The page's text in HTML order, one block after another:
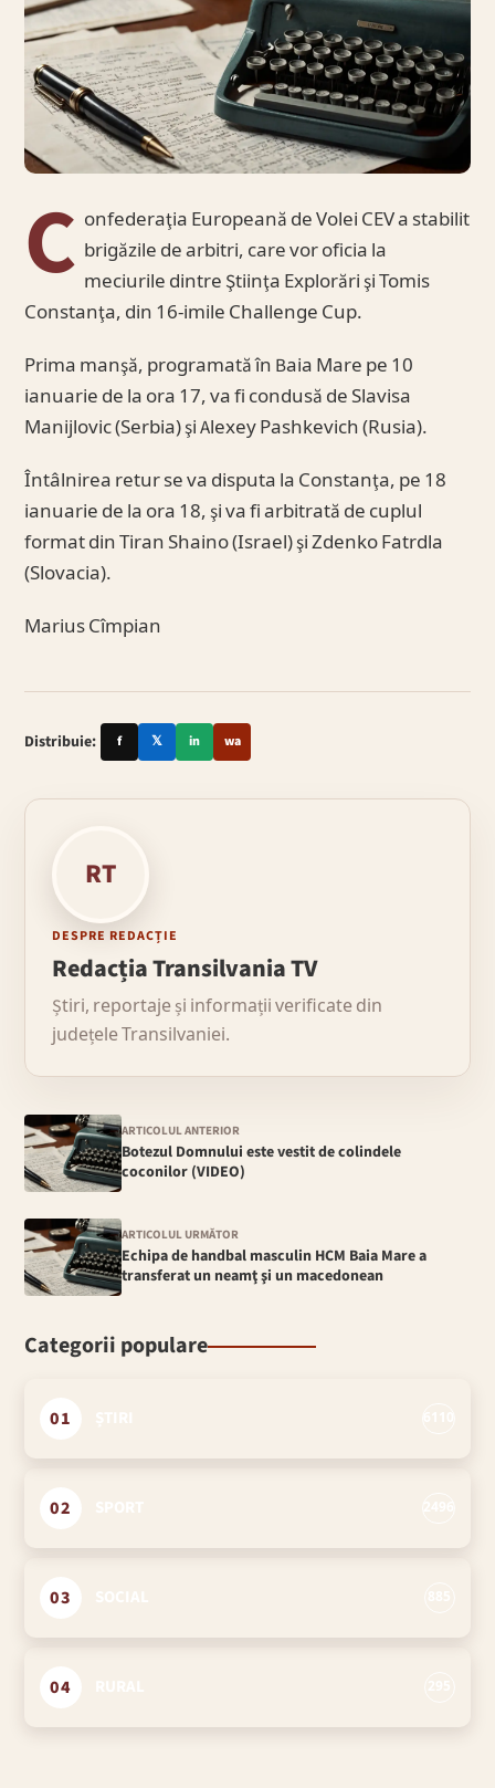
C onfederaţia Europeană de Volei CEV a stabilit
brigăzile de arbitri, care vor oficia la
meciurile dintre Ştiinţa Explorări şi Tomis
Constanţa, din 16-imile Challenge Cup.
Prima manşă, programată în Baia Mare pe 10
ianuarie de la ora 17, va fi condusă de Slavisa
Manijlovic (Serbia) şi Alexey Pashkevich (Rusia).
Întâlnirea retur se va disputa la Constanţa, pe 18
ianuarie de la ora 18, şi va fi arbitrată de cuplul
format din Tiran Shaino (Israel) şi Zdenko Fatrdla
(Slovacia).
Marius Cîmpian
Distribuie: f 𝕏 in wa
RT
DESPRE REDACȚIE
Redacția Transilvania TV
Știri, reportaje și informații verificate din
județele Transilvaniei.
ARTICOLUL ANTERIOR
Botezul Domnului este vestit de colindele
coconilor (VIDEO)
ARTICOLUL URMĂTOR
Echipa de handbal masculin HCM Baia Mare a
transferat un neamţ şi un macedonean
Categorii populare
01
02
03
04